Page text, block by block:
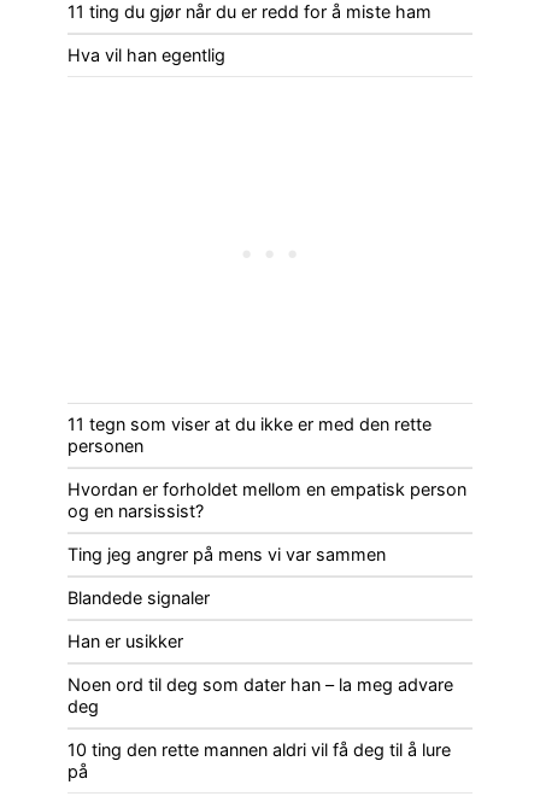
11 ting du gjør når du er redd for å miste ham
Hva vil han egentlig
11 tegn som viser at du ikke er med den rette
personen
Hvordan er forholdet mellom en empatisk person
og en narsissist?
Ting jeg angrer på mens vi var sammen
Blandede signaler
Han er usikker
Noen ord til deg som dater han – la meg advare
deg
10 ting den rette mannen aldri vil få deg til å lure
på